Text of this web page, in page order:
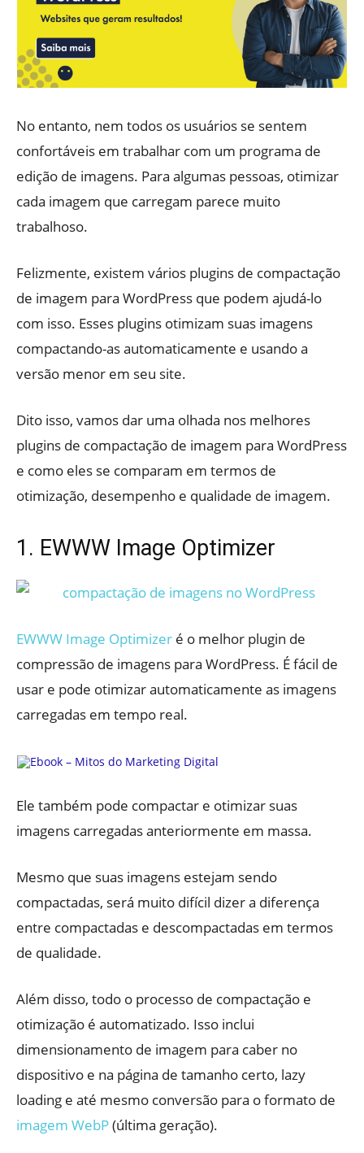
No entanto, nem todos os usuários se sentem
confortáveis ​​em trabalhar com um programa de
edição de imagens. Para algumas pessoas, otimizar
cada imagem que carregam parece muito
trabalhoso.
Felizmente, existem vários plugins de compactação
de imagem para WordPress que podem ajudá-lo
com isso. Esses plugins otimizam suas imagens
compactando-as automaticamente e usando a
versão menor em seu site.
Dito isso, vamos dar uma olhada nos melhores
plugins de compactação de imagem para WordPress
e como eles se comparam em termos de
otimização, desempenho e qualidade de imagem.
1. EWWW Image Optimizer
EWWW Image Optimizer é o melhor plugin de
compressão de imagens para WordPress. É fácil de
usar e pode otimizar automaticamente as imagens
carregadas em tempo real.
Ele também pode compactar e otimizar suas
imagens carregadas anteriormente em massa.
Mesmo que suas imagens estejam sendo
compactadas, será muito difícil dizer a diferença
entre compactadas e descompactadas em termos
de qualidade.
Além disso, todo o processo de compactação e
otimização é automatizado. Isso inclui
dimensionamento de imagem para caber no
dispositivo e na página de tamanho certo, lazy
loading e até mesmo conversão para o formato de
imagem WebP(última geração).